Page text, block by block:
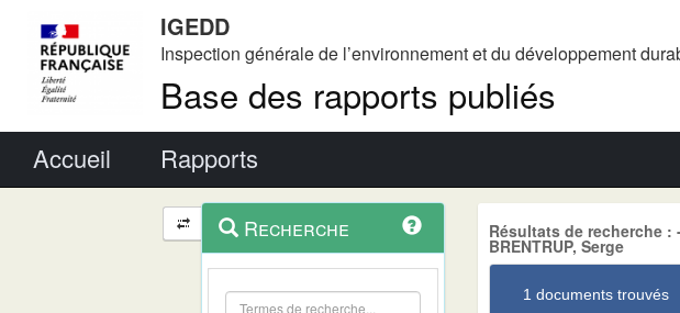
IGEDD
Inspection générale de l’environnement et du développement
Base des rapports publiés
Accueil Rapports
Navigation
et
outils
contextuel
Recherche Résultats de recherche :
BRENTRUP, Serge
1 documents trouvés